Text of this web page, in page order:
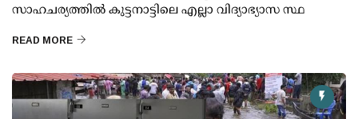
സാഹചര്യത്തില്‍ കുട്ടനാട്ടിലെ എല്ലാ വിദ്യാഭ്യാസ സ്ഥ
READ MORE